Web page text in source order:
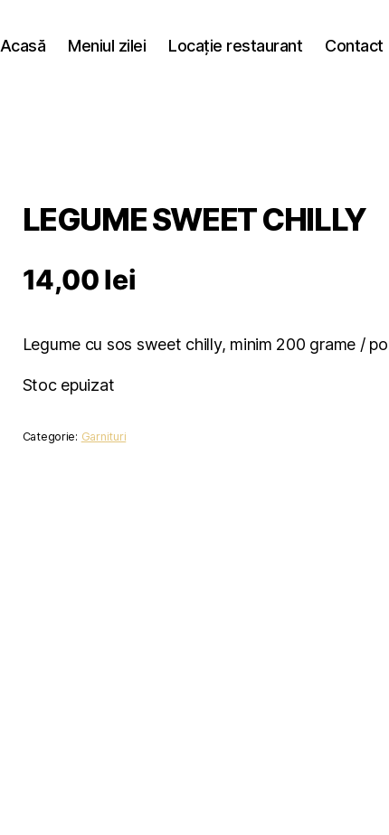
Acasă Meniul zilei Locație restaurant Contact
LEGUME SWEET CHILLY
14,00lei
Legume cu sos sweet chilly, minim 200 grame /
Stoc epuizat
Categorie: Garnituri